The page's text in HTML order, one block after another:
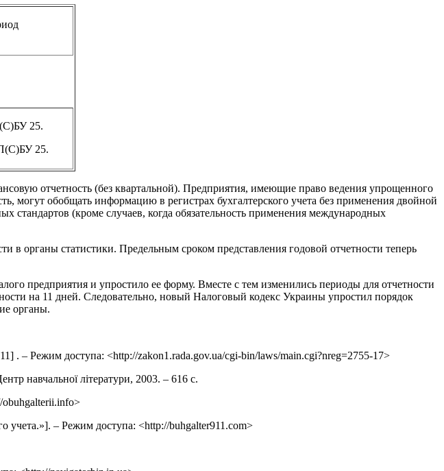
25.
25.
отчетность (без квартальной). Предприятия, имеющие право ведения упрощенного
могут обобщать информацию в регистрах бухгалтерского учета без применения двойной
(кроме случаев, когда обязательность применения международных
органы статистики. Предельным сроком представления годовой отчетности теперь
предприятия и упростило ее форму. Вместе с тем изменились периоды для отчетности
на 11 дней. Следовательно, новый Налоговый кодекс Украины упростил порядок
органы.
– Режим доступа: <http://zakon1.rada.gov.ua/cgi-bin/laws/main.cgi?nreg=2755-17>
навчальної літератури, 2003. – 616 с.
obuhgalterii.info>
учета.»]. – Режим доступа: <http://buhgalter911.com>